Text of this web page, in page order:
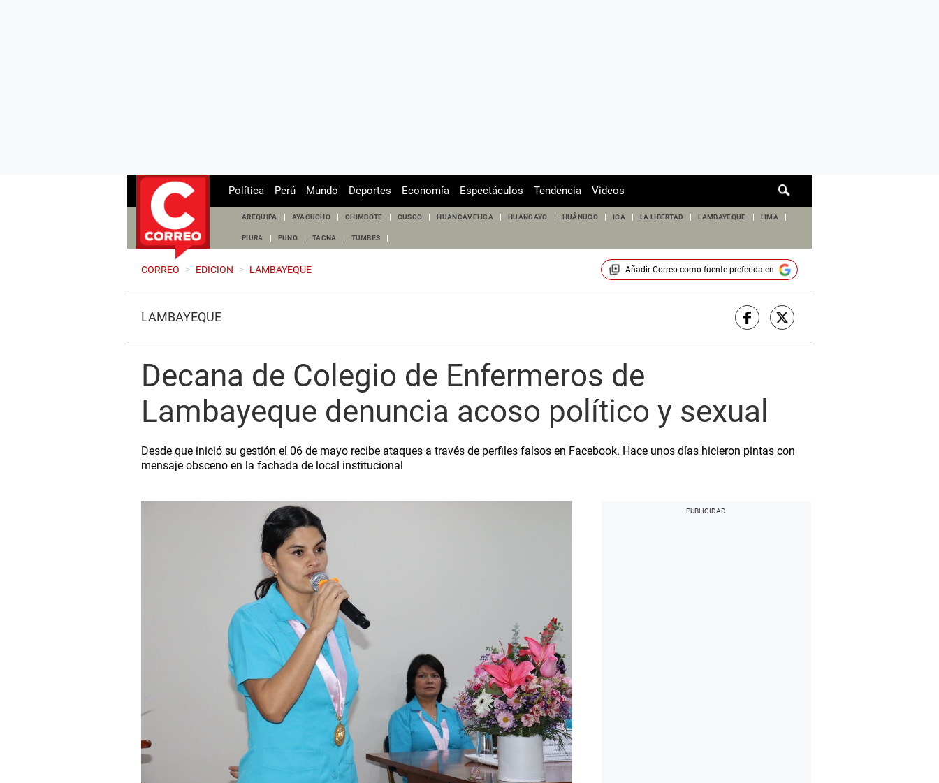
de
Política Perú Mundo Deportes Economía Espectáculos Tendencia Videos
AREQUIPA AYACUCHO CHIMBOTE CUSCO HUANCAVELICA HUANCAYO HUÁNUCO ICA LA LIBERTAD LAMBAYEQUE LIMA
PIURA PUNO TACNA TUMBES
CORREO > EDICION > LAMBAYEQUE Añadir Correocomo fuente preferida en
LAMBAYEQUE
Decana de Colegio de Enfermeros de
Lambayeque denuncia acoso político y sexual
Desde que inició su gestión el 06 de mayo recibe ataques a través de perfiles falsos en Facebook. Hace unos días hicieron pintas con
mensaje obsceno en la fachada de local institucional